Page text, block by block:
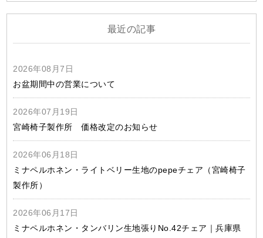
最近の記事
2026年08月7日
お盆期間中の営業について
2026年07月19日
宮崎椅子製作所 価格改定のお知らせ
2026年06月18日
ミナペルホネン・ライトベリー生地のpepeチェア（宮崎椅子
製作所）
2026年06月17日
ミナペルホネン・タンバリン生地張りNo.42チェア｜兵庫県